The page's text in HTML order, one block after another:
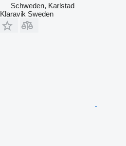
Schweden, Karlstad
Klaravik Sweden